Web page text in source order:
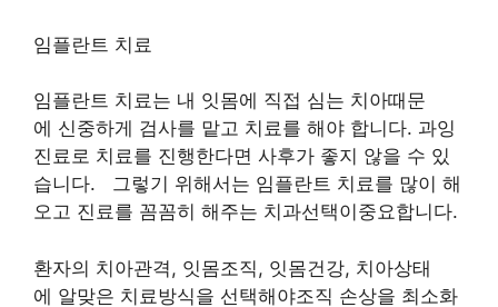
임플란트 치료
임플란트 치료는 내 잇몸에 직접 심는 치아때문
에 신중하게 검사를 맡고 치료를 해야 합니다. 과잉
진료로 치료를 진행한다면 사후가 좋지 않을 수 있
습니다. 그렇기 위해서는 임플란트 치료를 많이 해
오고 진료를 꼼꼼히 해주는 치과선택이중요합니다.
환자의 치아관격, 잇몸조직, 잇몸건강, 치아상태
에 알맞은 치료방식을 선택해야조직 손상을 최소화